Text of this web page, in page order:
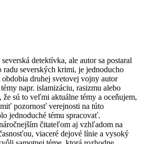
detektívka, ale autor sa postaral
radu severských krimi, je jednoducho
druhej svetovej vojny autor
napr. islamizáciu, rasizmu alebo
sú to veľmi aktuálne témy a oceňujem,
pozornosť verejnosti na túto
jednoduché tému spracovať.
čitateľom aj vzhľadom na
viaceré dejové línie a vysoký